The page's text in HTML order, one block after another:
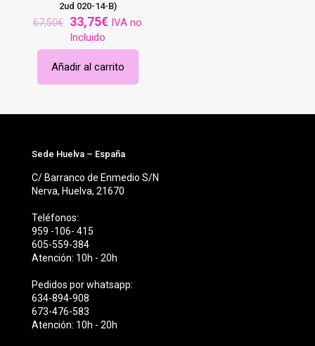
elegir
producto
2ud 020-14-B)
67,50€ El
precio
original
era:
67,50€.
33,75€El
actual
es:
33,75€.
IVA no
Incluido
Añadir al carrito
Sede Huelva – España
C/ Barranco de Enmedio S/N
Nerva, Huelva, 21670
Teléfonos:
959 -106- 415
605-559-384
Atención: 10h - 20h
Pedidos por whatsapp:
634-894-908
673-476-583
Atención: 10h - 20h